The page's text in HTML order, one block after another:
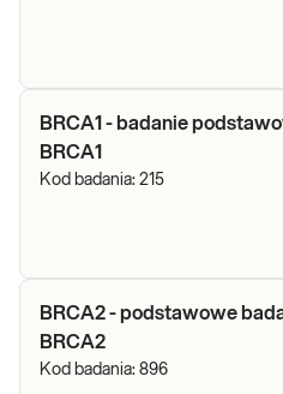
BRCA1 - badanie
BRCA1
Kod badania: 215
BRCA2 - podstawowe
BRCA2
Kod badania: 896